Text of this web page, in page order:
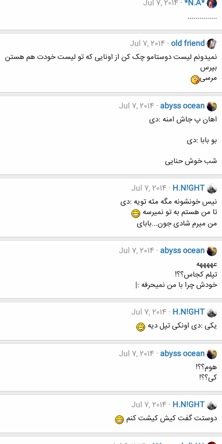
*N.A*
Jul 7, 2014
...............
old friend
Jul 7, 2014
نمیدونم لیست دوستامو چک کن از اونایی که تو لیست خودت هم هستن
بپرس
مرسی
abyss ocean
Jul 7, 2014
اهان پ جاش امنه :دی
بو بابا :دی
شب خوش حنایی
H.N!GHT
Jul 7, 2014
نیس خونشونه مگه مثه تویه :دی
تا من هستم به تو نمیرسه
من میرم شادی جون...بابای
abyss ocean
Jul 7, 2014
عههههه
تپلم کجاس؟؟!
خودش چرا با من نمیحرفه :|
H.N!GHT
Jul 7, 2014
یکی :دی اونکی تپل دیه
abyss ocean
Jul 7, 2014
هوم؟؟!
کی؟؟!
H.N!GHT
Jul 7, 2014
دوستت گفت کیش کیشت کنم